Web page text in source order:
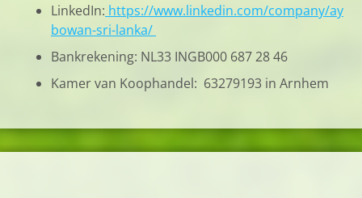
LinkedIn: https://www.linkedin.com/company/ay
bowan-sri-lanka/
Bankrekening: NL33 INGB000 687 28 46
Kamer van Koophandel: 63279193 in Arnhem